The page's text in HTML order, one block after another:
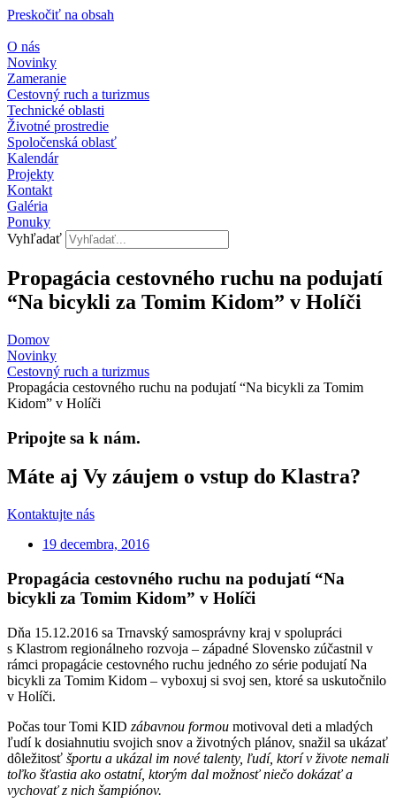
Preskočiť na obsah
O nás
Novinky
Zameranie
Cestovný ruch a turizmus
Technické oblasti
Životné prostredie
Spoločenská oblasť
Kalendár
Projekty
Kontakt
Galéria
Ponuky
Vyhľadať
Propagácia cestovného ruchu na podujatí
“Na bicykli za Tomim Kidom” v Holíči
Domov
Novinky
Cestovný ruch a turizmus​
Propagácia cestovného ruchu na podujatí “Na bicykli za Tomim
Kidom” v Holíči
Pripojte sa k nám.
Máte aj Vy záujem o vstup do Klastra?
Kontaktujte nás
19 decembra, 2016
Propagácia cestovného ruchu na podujatí “Na
bicykli za Tomim Kidom” v Holíči
Dňa 15.12.2016 sa Trnavský samosprávny kraj v spolupráci
s Klastrom regionálneho rozvoja – západné Slovensko zúčastnil v
rámci propagácie cestovného ruchu jedného zo série podujatí Na
bicykli za Tomim Kidom – vyboxuj si svoj sen, ktoré sa uskutočnilo
v Holíči.
Počas tour Tomi KID zábavnou formou motivoval deti a mladých
ľudí k dosiahnutiu svojich snov a životných plánov, snažil sa ukázať
dôležitosť športu a ukázal im nové talenty, ľudí, ktorí v živote nemali
toľko šťastia ako ostatní, ktorým dal možnosť niečo dokázať a
vychovať z nich šampiónov.